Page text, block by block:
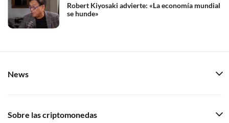
Robert Kiyosaki advierte: «La economía mundial
se hunde»
News
Sobre las criptomonedas